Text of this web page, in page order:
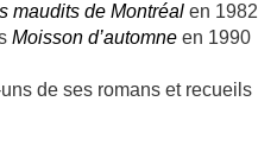
maudits de Montréal en 1982
Moisson d’automne en 1990
de ses romans et recueils